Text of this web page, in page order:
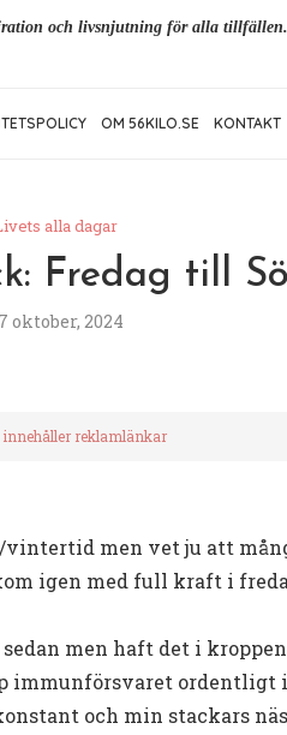
och livsnjutning för alla tillfällen.
OM 56KILO.SE KONTAKT
alla dagar
Fredag till
oktober, 2024
reklamlänkar
men vet ju att
igen med full kraft i
men haft det i
immunförsvaret ordentligt
och min stackars